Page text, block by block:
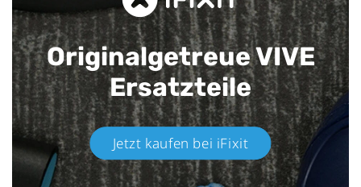
Originalgetreue VIVE
Ersatzteile
Jetzt kaufen bei iFixit​